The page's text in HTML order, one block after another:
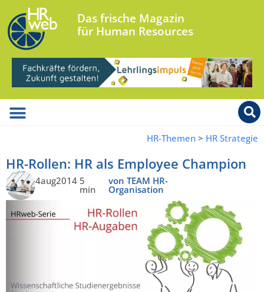
Das frische Magazin
für Human Resources
HR-Themen > HR Strategie
HR-Rollen: HR als Employee Champion
4aug2014 5
min
von TEAM HR-
Organisation